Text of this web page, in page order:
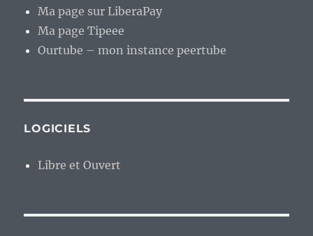
Ma page sur LiberaPay
Ma page Tipeee
Ourtube – mon instance peertube
LOGICIELS
Libre et Ouvert